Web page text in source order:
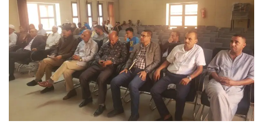
ل
ر
ي
د
ا
إ
ل
ك